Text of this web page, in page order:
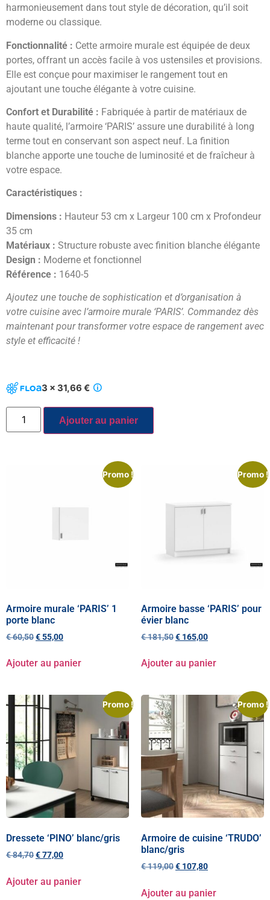
harmonieusement dans tout style de décoration, qu’il soit
moderne ou classique.
Fonctionnalité : Cette armoire murale est équipée de deux
portes, offrant un accès facile à vos ustensiles et provisions.
Elle est conçue pour maximiser le rangement tout en
ajoutant une touche élégante à votre cuisine.
Confort et Durabilité : Fabriquée à partir de matériaux de
haute qualité, l’armoire ‘PARIS’ assure une durabilité à long
terme tout en conservant son aspect neuf. La finition
blanche apporte une touche de luminosité et de fraîcheur à
votre espace.
Caractéristiques :
Dimensions : Hauteur 53 cm x Largeur 100 cm x Profondeur
35 cm
Matériaux : Structure robuste avec finition blanche élégante
Design : Moderne et fonctionnel
Référence : 1640-5
Ajoutez une touche de sophistication et d’organisation à
votre cuisine avec l’armoire murale ‘PARIS’. Commandez dès
maintenant pour transformer votre espace de rangement avec
style et efficacité !
3 x 31,66 €
Ajouter au panier
Promo !
Armoire murale ‘PARIS’ 1
porte blanc
€60,50€55,00
Ajouter au panier
Promo !
Armoire basse ‘PARIS’ pour
évier blanc
€181,50€ 165,00
Ajouter au panier
Promo !
Dressete ‘PINO’ blanc/gris
€84,70€77,00
Ajouter au panier
Promo !
Armoire de cuisine ‘TRUDO’
blanc/gris
€119,00€ 107,80
Ajouter au panier